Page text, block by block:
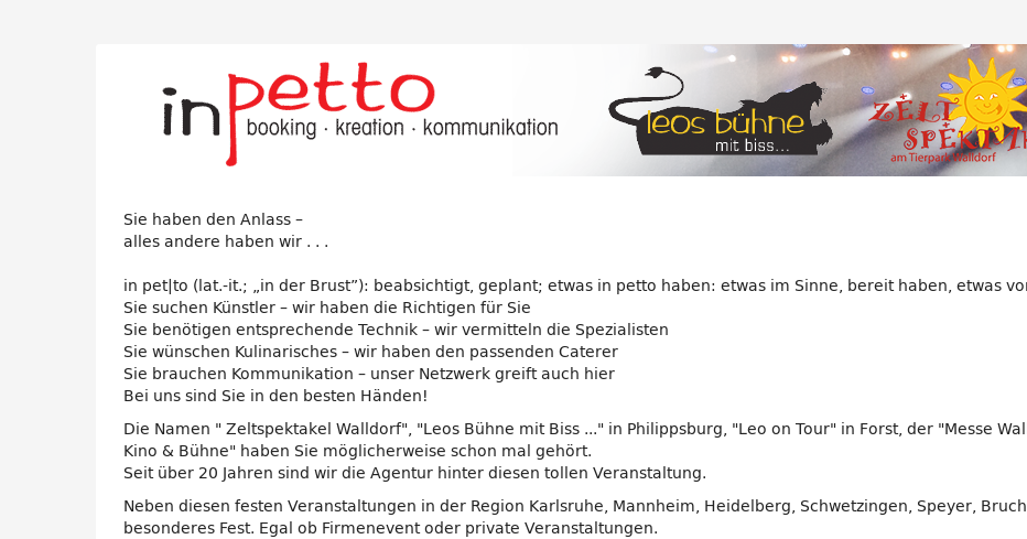
inPetto
eine
Marke
der
Z-
W-
H
GmbH
Sie haben den Anlass –
alles andere haben wir . . .
in pet|to (lat.-it.; „in der Brust”): beabsichtigt, geplant; etwas in petto haben: etwas im Sinne, bereit haben, etwas
Sie suchen Künstler – wir haben die Richtigen für Sie
Sie benötigen entsprechende Technik – wir vermitteln die Spezialisten
Sie wünschen Kulinarisches – wir haben den passenden Caterer
Sie brauchen Kommunikation – unser Netzwerk greift auch hier
Bei uns sind Sie in den besten Händen!
Die Namen " Zeltspektakel Walldorf", "Leos Bühne mit Biss ..." in Philippsburg, "Leo on Tour" in Forst, der "Messe
Kino & Bühne" haben Sie möglicherweise schon mal gehört.
Seit über 20 Jahren sind wir die Agentur hinter diesen tollen Veranstaltung.
Neben diesen festen Veranstaltungen in der Region Karlsruhe, Mannheim, Heidelberg, Schwetzingen, Speyer,
besonderes Fest. Egal ob Firmenevent oder private Veranstaltungen.